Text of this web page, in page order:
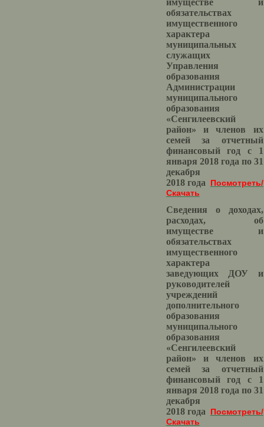
имуществе и
обязательствах
имущественного
характера
муниципальных
служащих
Управления
образования
Администрации
муниципального
образования
«Сенгилеевский
район» и членов их
семей за отчетный
финансовый год с 1
января 2018 года по 31
декабря
2018 года
Посмотреть/
Скачать
Сведения о доходах,
расходах, об
имуществе и
обязательствах
имущественного
характера
заведующих ДОУ и
руководителей
учреждений
дополнительного
образования
муниципального
образования
«Сенгилеевский
район» и членов их
семей за отчетный
финансовый год с 1
января 2018 года по 31
декабря
2018 года
Посмотреть/
Скачать